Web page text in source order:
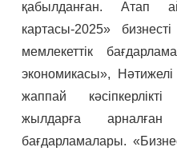
қабылданған. Атап
картасы-2025»
мемлекеттік
экономикасы»,
жаппай
жылдарға арналған
бағдарламалары.